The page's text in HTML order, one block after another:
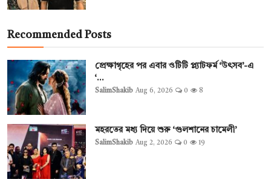
Recommended Posts
প্রেক্ষাগৃহের পর এবার ওটিটি প্ল্যাটফর্ম ‘উৎসব’-এ
‘...
SalimShakib Aug 6, 2026 0 8
মহরতের মধ্য দিয়ে শুরু ‘গুলশানের চামেলী’
SalimShakib Aug 2, 2026 0 19